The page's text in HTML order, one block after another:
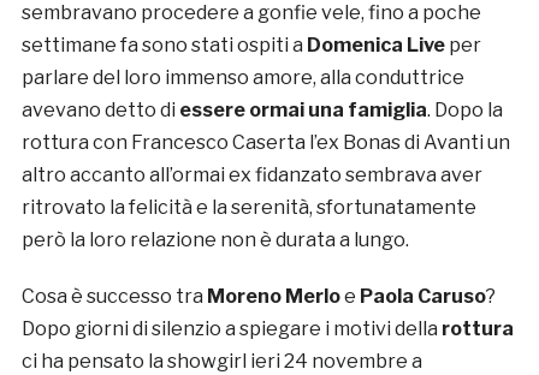
sembravano procedere a gonfie vele, fino a poche
settimane fa sono stati ospiti a Domenica Live per
parlare del loro immenso amore, alla conduttrice
avevano detto di essere ormai una famiglia. Dopo la
rottura con Francesco Caserta l’ex Bonas di Avanti un
altro accanto all’ormai ex fidanzato sembrava aver
ritrovato la felicità e la serenità, sfortunatamente
però la loro relazione non è durata a lungo.
Cosa è successo tra Moreno Merloe Paola Caruso?
Dopo giorni di silenzio a spiegare i motivi della rottura
ci ha pensato la showgirl ieri 24 novembre a